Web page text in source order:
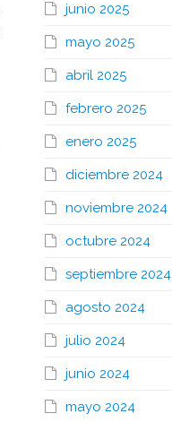
junio 2025
mayo 2025
abril 2025
febrero 2025
enero 2025
diciembre 2024
noviembre 2024
octubre 2024
septiembre 2024
agosto 2024
julio 2024
junio 2024
mayo 2024